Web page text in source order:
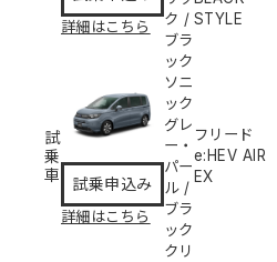
詳細はこちら
ク /
ブラ
ック
STYLE
試
乗
車
試乗申込み
詳細はこちら
ソニ
ック
グレ
ー・
パー
ル/
ブラ
ック
フリード
e:HEV AIR
EX
クリ